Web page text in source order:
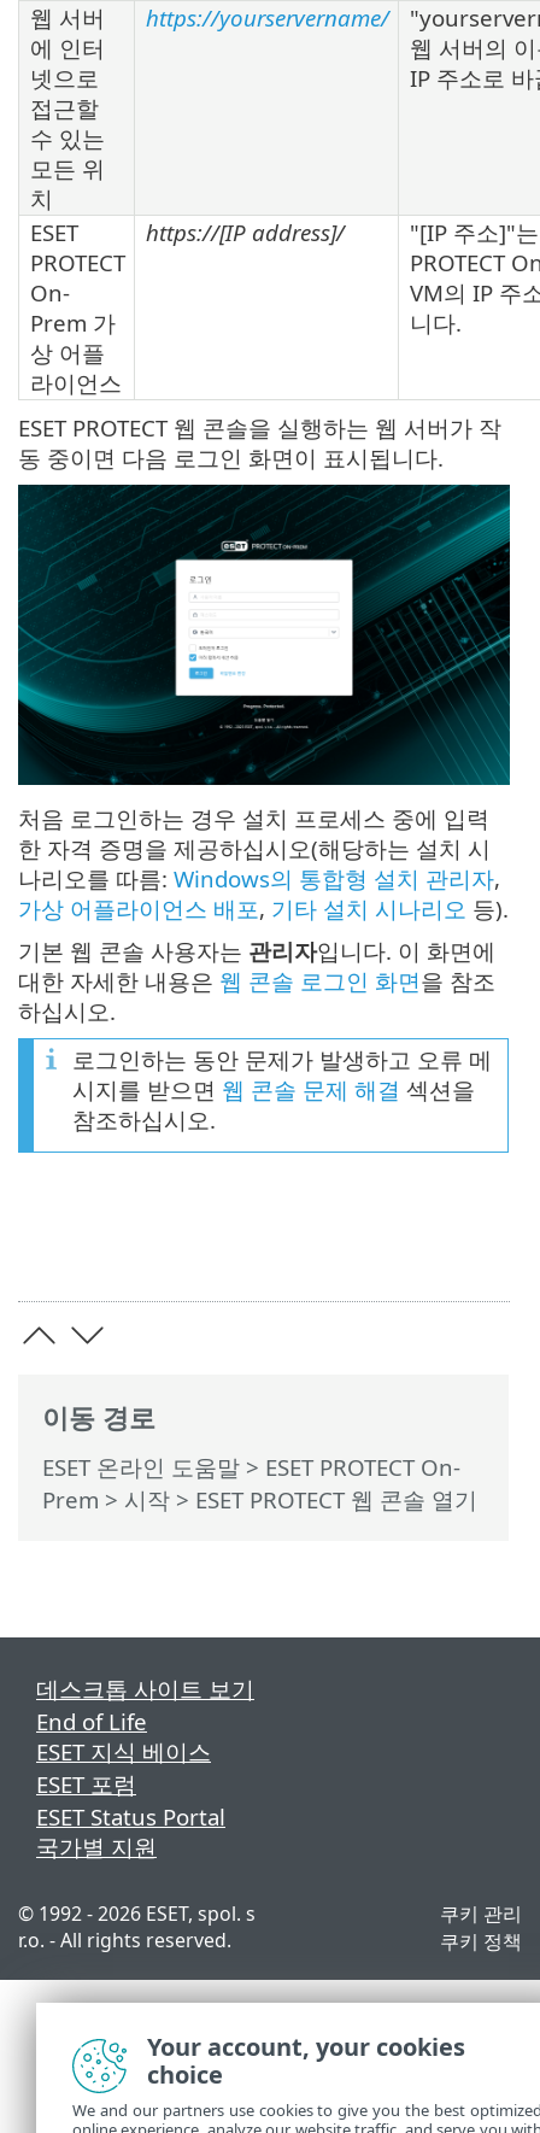
이동 경로
ESET 온라인 도움말 > ESET PROTECT On-
Prem > 시작 > ESET PROTECT 웹 콘솔 열기
웹 서버
에 인터
넷으로
접근할
수 있는
모든 위
치
https://yourservername/
웹 서버의
IP 주소로
ESET
PROTECT
On-
Prem 가
상 어플
라이언스
https://[IP address]/
"[IP 주소]"는
PROTECT
VM의 IP 주
니다.
ESET PROTECT 웹 콘솔을 실행하는 웹 서버가 작
동 중이면 다음 로그인 화면이 표시됩니다.
처음 로그인하는 경우 설치 프로세스 중에 입력
한 자격 증명을 제공하십시오(해당하는 설치 시
나리오를 따름: Windows의 통합형 설치 관리자,
가상 어플라이언스 배포, 기타 설치 시나리오 등).
기본 웹 콘솔 사용자는 관리자입니다. 이 화면에
대한 자세한 내용은 웹 콘솔 로그인 화면을 참조
하십시오.
로그인하는 동안 문제가 발생하고 오류 메
시지를 받으면 웹 콘솔 문제 해결 섹션을
참조하십시오.
데스크톱 사이트 보기
End of Life
ESET 지식 베이스
ESET 포럼
ESET Status Portal
국가별 지원
© 1992 - 2026 ESET, spol. s
r.o. - All rights reserved.
쿠키 관리
쿠키 정책
Your account, your cookies
choice
We and our partners use cookies to give you the best